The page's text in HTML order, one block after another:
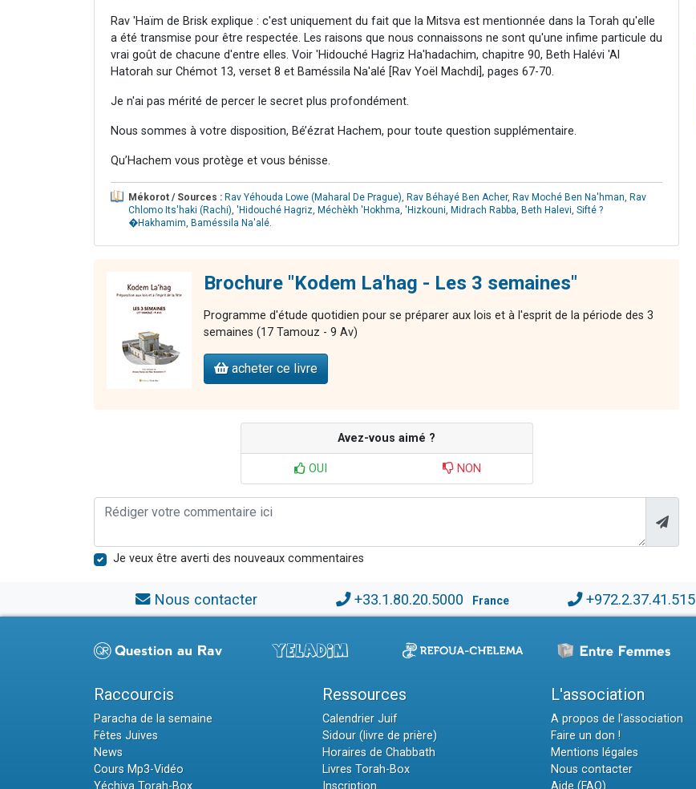
Rav 'Haïm de Brisk explique : c'est uniquement du fait que la Mitsva est mentionnée dans la Torah qu'elle
a été transmise pour être respectée. Les raisons que nous connaissons ne sont qu'une infime particule du
vrai goût de chacune d'entre elles. Voir 'Hidouché Hagriz Ha'hadachim, chapitre 90, Beth Halévi 'Al
Hatorah sur Chémot 13, verset 8 et Baméssila Na'alé [Rav Yoël Machdi], pages 67-70.
Je n'ai pas mérité de percer le secret plus profondément.
Nous sommes à votre disposition, Bé’ézrat Hachem, pour toute question supplémentaire.
Qu’Hachem vous protège et vous bénisse.
Mékorot / Sources : Rav Yéhouda Lowe (Maharal De Prague) Rav Béhayé Ben Acher, Rav Moché Ben Na'hman Rav
Chlomo Its'haki (Rachi) 'Hidouché Hagriz Méchèkh 'Hokhma 'Hizkouni Midrach Rabba Beth Halevi Sifté ?
�Hakhamim Baméssila Na'alé
Brochure "Kodem La'hag - Les 3 semaines"
Programme d'étude quotidien pour se préparer aux lois et à l'esprit de la période des 3
semaines (17 Tamouz - 9 Av)
acheter ce livre
Avez-vous aimé ?
OUI NON
Je veux être averti des nouveaux commentaires
Nous contacter +33.1.80.20.5000 France +972.2.37.41.515
Raccourcis
Paracha de la semaine
Fêtes Juives
News
Cours Mp3-Vidéo
Ressources
Calendrier Juif
Sidour (livre de prière)
Horaires de Chabbath
Livres Torah-Box
L'association
A propos de l'association
Faire un don !
Mentions légales
Nous contacter